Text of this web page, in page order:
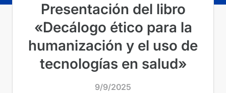
Presentación del libro
«Decálogo ético para la
humanización y el uso de
tecnologías en salud»
9/9/2025